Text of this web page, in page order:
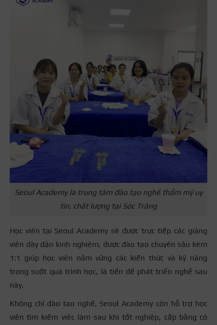
Seoul Academy là trung tâm đào tạo nghề thẩm mỹ uy
tín, chất lượng tại Sóc Trăng
Học viên tại Seoul Academy sẽ được trực tiếp các giảng
viên dày dặn kinh nghiệm, được đào tạo chuyên sâu kèm
1:1 giúp học viên nắm vững các kiến thức và kỹ năng
trong suốt quá trình học, là tiền đề phát triển nghề sau
này.
Không chỉ đào tạo nghề, Seoul Academy còn hỗ trợ học
viên tìm kiếm việc làm sau khi tốt nghiệp, cấp bằng có